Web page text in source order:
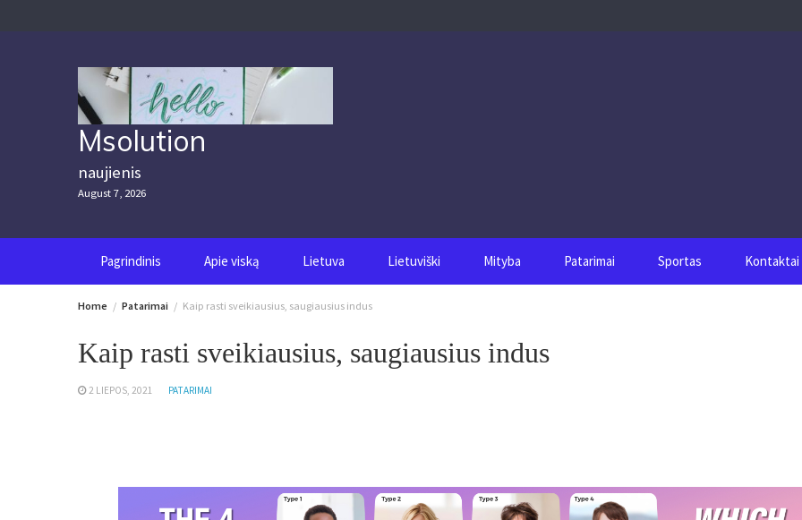
Msolution
naujienis
August 7, 2026
Pagrindinis Apie viską Lietuva Lietuviški Mityba Patarimai Sportas Kontaktai
Home Patarimai Kaip rasti sveikiausius, saugiausius indus
Kaip rasti sveikiausius, saugiausius indus
2 LIEPOS, 2021 PATARIMAI